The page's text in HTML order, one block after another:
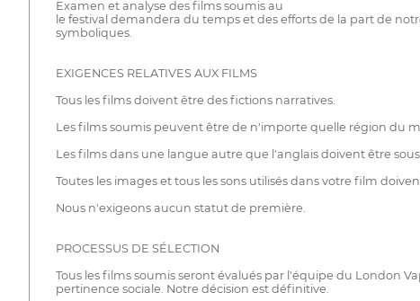
Examen et analyse des films soumis au
le festival demandera du temps et des efforts de la part de
symboliques.
EXIGENCES RELATIVES AUX FILMS
Tous les films doivent être des fictions narratives.
Les films soumis peuvent être de n'importe quelle région du
Les films dans une langue autre que l'anglais doivent être
Toutes les images et tous les sons utilisés dans votre film
Nous n'exigeons aucun statut de première.
PROCESSUS DE SÉLECTION
Tous les films soumis seront évalués par l'équipe du London
pertinence sociale. Notre décision est définitive.